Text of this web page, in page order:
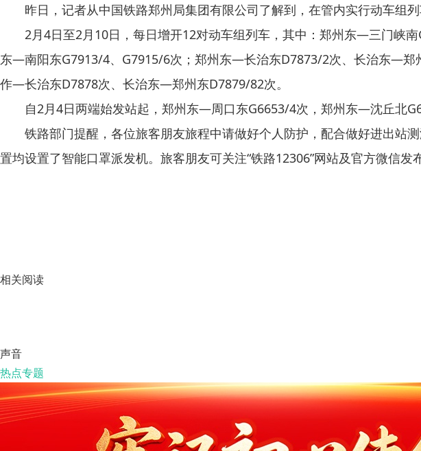
昨日，记者从中国铁路郑州局集团有限公司了解到，在管内实行动车组列
2月4日至2月10日，每日增开12对动车组列车，其中：郑州东—三门峡
东—南阳东G7913/4、G7915/6次；郑州东—长治东D7873/2次、长治东—
作—长治东D7878次、长治东—郑州东D7879/82次。
自2月4日两端始发站起，郑州东—周口东G6653/4次，郑州东—沈丘北
铁路部门提醒，各位旅客朋友旅程中请做好个人防护，配合做好进出站
置均设置了智能口罩派发机。旅客朋友可关注“铁路12306”网站及官方微信
相关阅读
声音
热点专题